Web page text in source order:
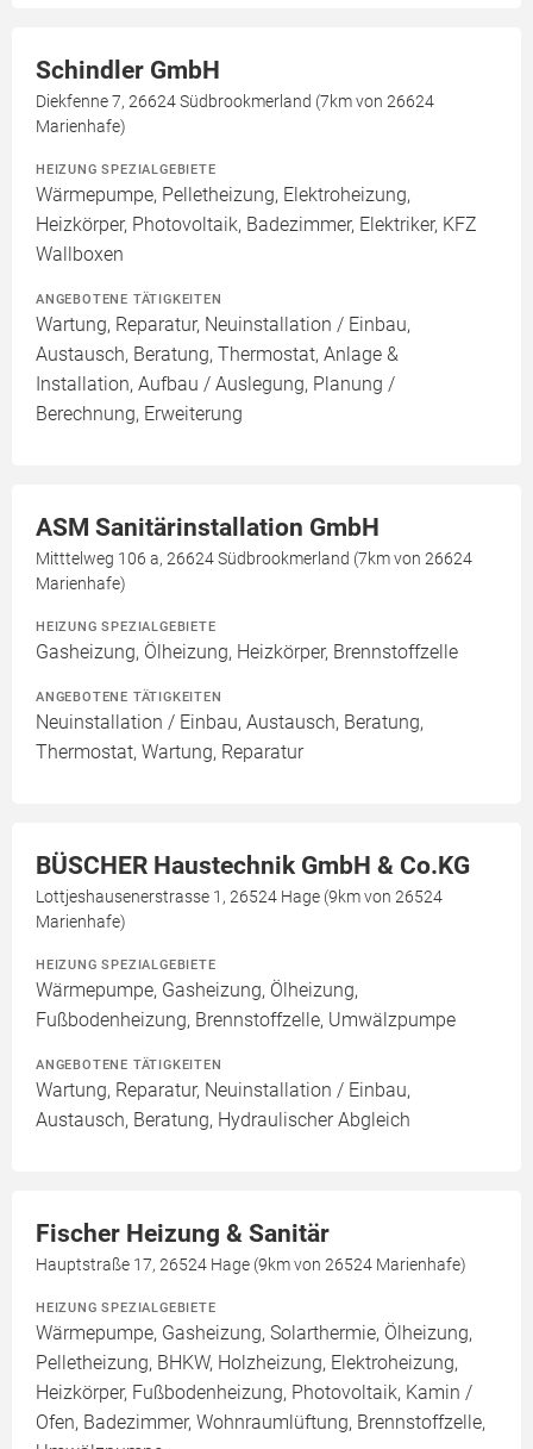
Schindler GmbH
Diekfenne 7, 26624 Südbrookmerland (7km von 26624
Marienhafe)
HEIZUNG SPEZIALGEBIETE
Wärmepumpe, Pelletheizung, Elektroheizung,
Heizkörper, Photovoltaik, Badezimmer, Elektriker, KFZ
Wallboxen
ANGEBOTENE TÄTIGKEITEN
Wartung, Reparatur, Neuinstallation / Einbau,
Austausch, Beratung, Thermostat, Anlage &
Installation, Aufbau / Auslegung, Planung /
Berechnung, Erweiterung
ASM Sanitärinstallation GmbH
Mitttelweg 106 a, 26624 Südbrookmerland (7km von 26624
Marienhafe)
HEIZUNG SPEZIALGEBIETE
Gasheizung, Ölheizung, Heizkörper, Brennstoffzelle
ANGEBOTENE TÄTIGKEITEN
Neuinstallation / Einbau, Austausch, Beratung,
Thermostat, Wartung, Reparatur
BÜSCHER Haustechnik GmbH & Co.KG
Lottjeshausenerstrasse 1, 26524 Hage (9km von 26524
Marienhafe)
HEIZUNG SPEZIALGEBIETE
Wärmepumpe, Gasheizung, Ölheizung,
Fußbodenheizung, Brennstoffzelle, Umwälzpumpe
ANGEBOTENE TÄTIGKEITEN
Wartung, Reparatur, Neuinstallation / Einbau,
Austausch, Beratung, Hydraulischer Abgleich
Fischer Heizung & Sanitär
Hauptstraße 17, 26524 Hage (9km von 26524 Marienhafe)
HEIZUNG SPEZIALGEBIETE
Wärmepumpe, Gasheizung, Solarthermie, Ölheizung,
Pelletheizung, BHKW, Holzheizung, Elektroheizung,
Heizkörper, Fußbodenheizung, Photovoltaik, Kamin /
Ofen, Badezimmer, Wohnraumlüftung, Brennstoffzelle,